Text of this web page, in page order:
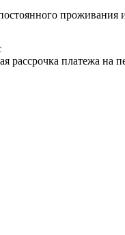
проживания
рассрочка платежа на